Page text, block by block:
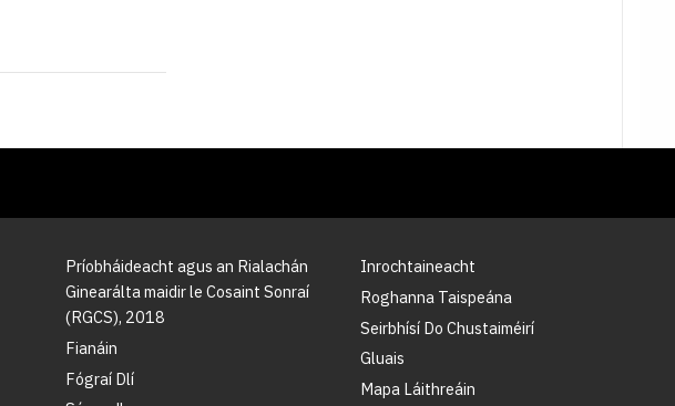
Príobháideacht agus an Rialachán
Ginearálta maidir le Cosaint Sonraí
(RGCS), 2018
Fianáin
Fógraí Dlí
Inrochtaineacht
Roghanna Taispeána
Seirbhísí Do Chustaiméirí
Gluais
Mapa Láithreáin